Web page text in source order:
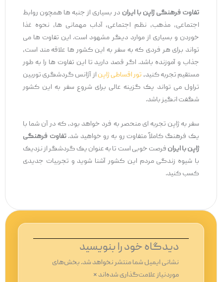
تفاوت‌ فرهنگی ژاپن با ایراندر بسیاری از جنبه ‌ها همچون روابط
اجتماعی، مذهب، نظم اجتماعی، آداب مهمانی‌ ها، نحوه غذا
خوردن و بسیاری از موارد دیگر مشهود است. این تفاوت ‌ها می
‌تواند برای هر فردی که به سفر به این کشور ها علاقه‌ مند است،
جذاب و آموزنده باشد. اگر قصد دارید تا این تفاوت ‌ها را به ‌طور
مستقیم تجربه کنید،تور اقساطی ژاپناز آژانس گردشگری توربین
تراول می ‌تواند یک گزینه عالی برای شروع سفر به این کشور
شگفت ‌انگیز باشد.
سفر به ژاپن تجربه ‌ای منحصر به فرد خواهد بود، که در آن شما با
یک فرهنگ کاملاً متفاوت رو به ‌رو خواهید شد.تفاوت فرهنگی
ژاپن با ایرانفرصت خوبی است تا به‌ عنوان یک گردشگر از نزدیک
با شیوه زندگی مردم این کشور آشنا شوید و تجربیات جدیدی
کسب کنید.
دیدگاه‌ خود را بنویسید
نشانی ایمیل شما منتشر نخواهد شد.بخش‌های
موردنیاز علامت‌گذاری شده‌اند*